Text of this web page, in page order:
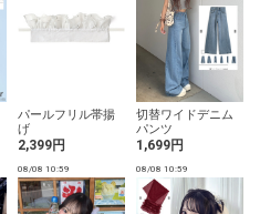
パールフリル帯揚
げ
2,399円
切替ワイドデニム
パンツ
1,699円
08/08 10:59 08/08 10:59